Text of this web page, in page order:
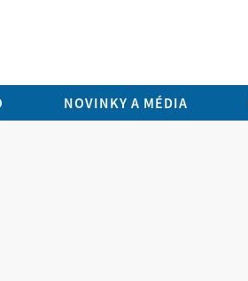
NOVINKY A MÉDIA